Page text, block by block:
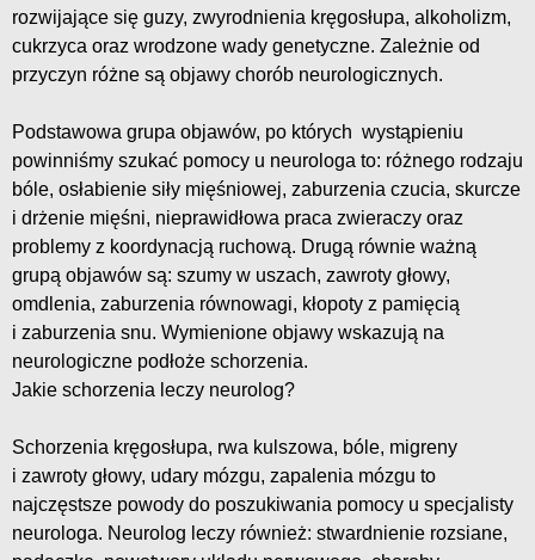
rozwijające się guzy, zwyrodnienia kręgosłupa, alkoholizm,
cukrzyca oraz wrodzone wady genetyczne. Zależnie od
przyczyn różne są objawy chorób neurologicznych.
Podstawowa grupa objawów, po których wystąpieniu
powinniśmy szukać pomocy u neurologa to: różnego rodzaju
bóle, osłabienie siły mięśniowej, zaburzenia czucia, skurcze
i drżenie mięśni, nieprawidłowa praca zwieraczy oraz
problemy z koordynacją ruchową. Drugą równie ważną
grupą objawów są: szumy w uszach, zawroty głowy,
omdlenia, zaburzenia równowagi, kłopoty z pamięcią
i zaburzenia snu. Wymienione objawy wskazują na
neurologiczne podłoże schorzenia.
Jakie schorzenia leczy neurolog?
Schorzenia kręgosłupa, rwa kulszowa, bóle, migreny
i zawroty głowy, udary mózgu, zapalenia mózgu to
najczęstsze powody do poszukiwania pomocy u specjalisty
neurologa. Neurolog leczy również: stwardnienie rozsiane,